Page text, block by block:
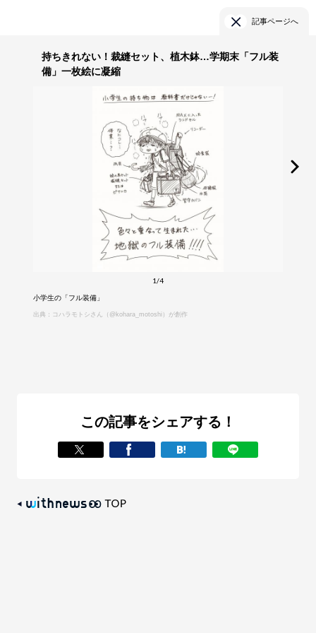
記事ページへ
持ちきれない！裁縫セット、植木鉢…学期末「フル装
備」一枚絵に凝縮
1/4
小学生の「フル装備」
出典：コハラモトシさん（@kohara_motoshi）が創作
この記事をシェアする！